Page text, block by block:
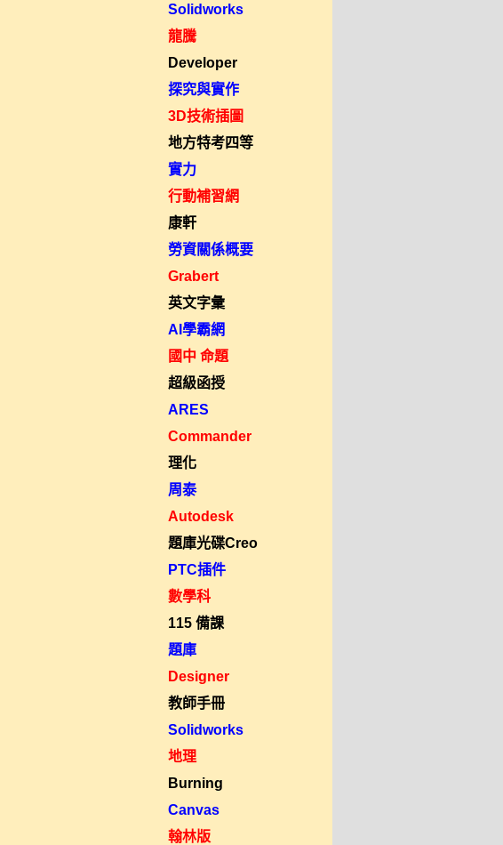
Solidworks
龍騰
Developer
探究與實作
3D技術插圖
地方特考四等
實力
行動補習網
康軒
勞資關係概要
Grabert
英文字彙
AI學霸網
國中 命題
超級函授
ARES
Commander
理化
周泰
Autodesk
題庫光碟Creo
PTC插件
數學科
115 備課
題庫
Designer
教師手冊
Solidworks
地理
Burning
Canvas
翰林版